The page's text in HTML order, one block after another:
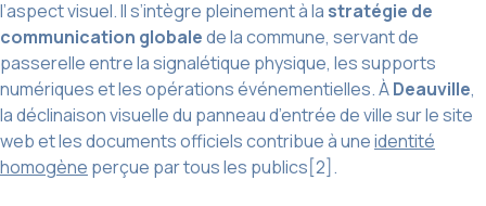
l’aspect visuel. Il s’intègre pleinement à la stratégie de
communication globalede la commune, servant de
passerelle entre la signalétique physique, les supports
numériques et les opérations événementielles. ÀDeauville,
la déclinaison visuelle du panneau d’entrée de ville sur le site
web et les documents officiels contribue à uneidentité
homogène perçue par tous les publics[2].